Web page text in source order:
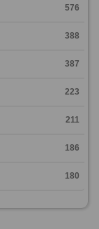
576
388
387
223
211
186
180